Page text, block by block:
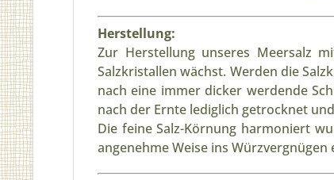
Herstellung:
Zur Herstellung unseres Meersalz
Salzkristallen wächst. Werden die
nach eine immer dicker werdende
nach der Ernte lediglich getrocknet
Die feine Salz-Körnung harmoniert
angenehme Weise ins Würzvergnügen